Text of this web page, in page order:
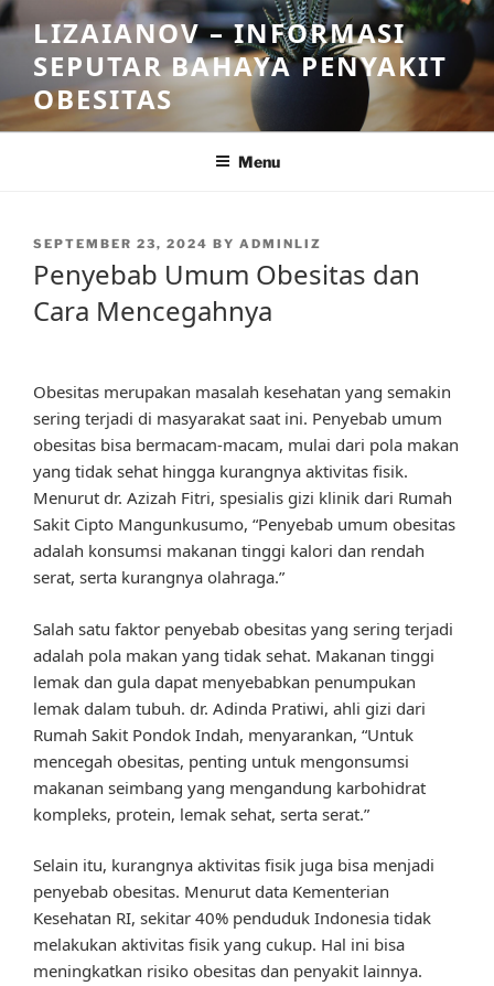
Skip
to
content
LIZAIANOV – INFORMASI
SEPUTAR BAHAYA PENYAKIT
OBESITAS
Menu
POSTED
SEPTEMBER 23, 2024 BY ADMINLIZ
Penyebab Umum Obesitas dan
Cara Mencegahnya
Obesitas merupakan masalah kesehatan yang semakin
sering terjadi di masyarakat saat ini. Penyebab umum
obesitas bisa bermacam-macam, mulai dari pola makan
yang tidak sehat hingga kurangnya aktivitas fisik.
Menurut dr. Azizah Fitri, spesialis gizi klinik dari Rumah
Sakit Cipto Mangunkusumo, “Penyebab umum obesitas
adalah konsumsi makanan tinggi kalori dan rendah
serat, serta kurangnya olahraga.”
Salah satu faktor penyebab obesitas yang sering terjadi
adalah pola makan yang tidak sehat. Makanan tinggi
lemak dan gula dapat menyebabkan penumpukan
lemak dalam tubuh. dr. Adinda Pratiwi, ahli gizi dari
Rumah Sakit Pondok Indah, menyarankan, “Untuk
mencegah obesitas, penting untuk mengonsumsi
makanan seimbang yang mengandung karbohidrat
kompleks, protein, lemak sehat, serta serat.”
Selain itu, kurangnya aktivitas fisik juga bisa menjadi
penyebab obesitas. Menurut data Kementerian
Kesehatan RI, sekitar 40% penduduk Indonesia tidak
melakukan aktivitas fisik yang cukup. Hal ini bisa
meningkatkan risiko obesitas dan penyakit lainnya.